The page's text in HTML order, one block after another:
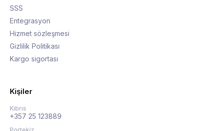
SSS
Entegrasyon
Hizmet sözleşmesi
Gizlilik Politikası
Kargo sigortası
Kişiler
Kıbrıs
+357 25 123889